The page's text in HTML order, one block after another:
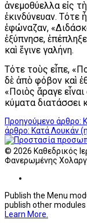
ἀνεμοθύελλα εἰς
ἐκινδύνευαν. Τότε
ἐφώναζαν,
ἐξύπνησε,
καὶ ἔγινε γαλήνη.
Τότε τοὺς εἶπε,
δὲ ἀπὸ φόβον καὶ
«Ποιὸς ἄραγε
κύματα διατάσσει
Προηγούμενο άρθρο:
άρθρο: Κατά Λουκάν
© 2026 Καθεδρικός
Φανερωμένης
Publish the Menu
publish other modules
Learn More.